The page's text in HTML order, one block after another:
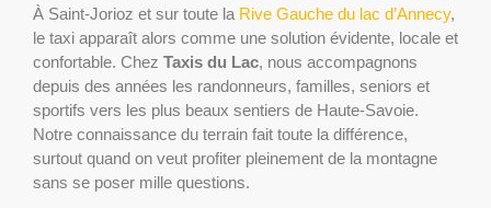
À Saint-Jorioz et sur toute la Rive Gauche du lac d’Annecy,
le taxi apparaît alors comme une solution évidente, locale et
confortable. Chez Taxis du Lac, nous accompagnons
depuis des années les randonneurs, familles, seniors et
sportifs vers les plus beaux sentiers de Haute-Savoie.
Notre connaissance du terrain fait toute la différence,
surtout quand on veut profiter pleinement de la montagne
sans se poser mille questions.